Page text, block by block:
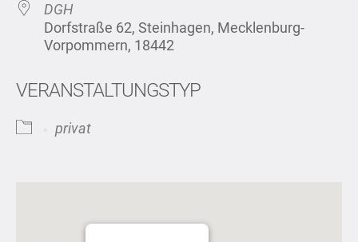
DGH
Dorfstraße 62, Steinhagen, Mecklenburg-
Vorpommern, 18442
VERANSTALTUNGSTYP
privat